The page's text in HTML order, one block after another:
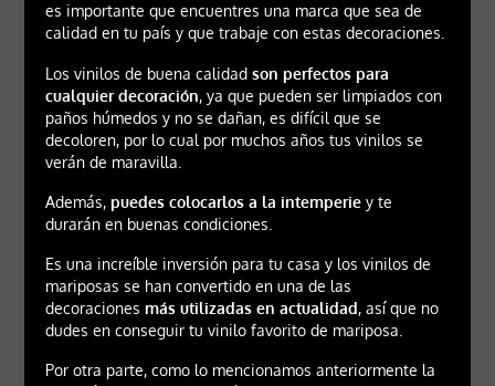
es importante que encuentres una marca que sea de
calidad en tu país y que trabaje con estas decoraciones.
Los vinilos de buena calidad son perfectos para
cualquier decoración, ya que pueden ser limpiados con
paños húmedos y no se dañan, es difícil que se
decoloren, por lo cual por muchos años tus vinilos se
verán de maravilla.
Además, puedes colocarlos a la intemperiey te
durarán en buenas condiciones.
Es una increíble inversión para tu casa y los vinilos de
mariposas se han convertido en una de las
decoraciones más utilizadas en actualidad, así que no
dudes en conseguir tu vinilo favorito de mariposa.
Por otra parte, como lo mencionamos anteriormente la